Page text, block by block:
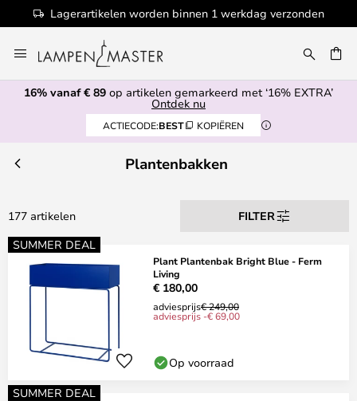
100+ designermerken
naar
de
inhoud
16% vanaf € 89 op artikelen gemarkeerd met ‘16% EXTRA’
Ontdek nu
ACTIECODE:BEST KOPIËREN
Plantenbakken
177 artikelen
FILTER
SUMMER DEAL
Plant Plantenbak Bright Blue - Ferm
Living
€ 180,00
adviesprijs€ 249,00
adviesprijs -€ 69,00
Op voorraad
SUMMER DEAL